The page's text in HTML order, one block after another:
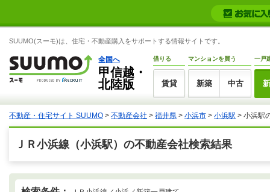
SUUMO(スーモ)は、住宅・不動産購入をサポートする情報サイトです。
全国へ
甲信越・
北陸版
借りる
賃貸
マンションを買う
新築 中古
一戸
不動産・住宅サイト SUUMO > 不動産会社 > 福井県 > 小浜市 > 小浜駅 > 小浜駅
ＪＲ小浜線（小浜駅）の不動産会社検索結果